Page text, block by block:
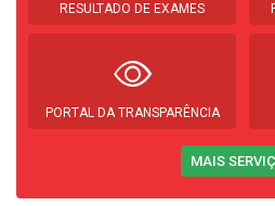
RESULTADO DE EXAMES
PORTAL DA TRANSPARÊNCIA
MAIS